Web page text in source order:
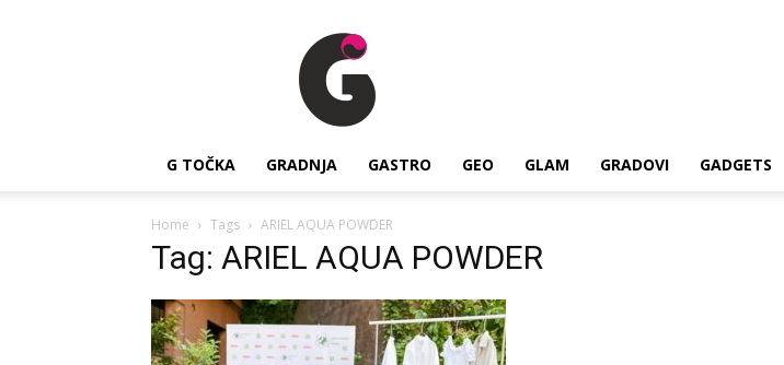
G
Točka
G TOČKA GRADNJA GASTRO GEO GLAM GRADOVI GADGETS
Home Tags ARIEL AQUA POWDER
Tag: ARIEL AQUA POWDER